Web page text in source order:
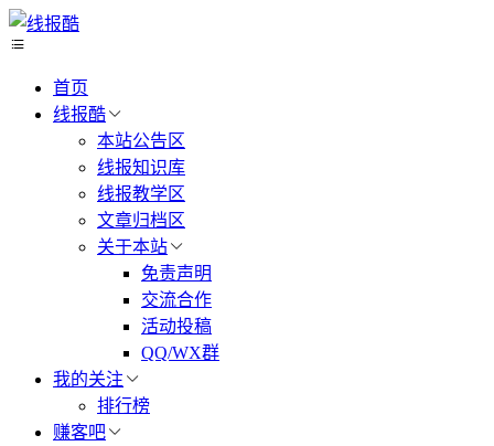
首页
线报酷
本站公告区
线报知识库
线报教学区
文章归档区
关于本站
免责声明
交流合作
活动投稿
QQ/WX群
我的关注
排行榜
赚客吧